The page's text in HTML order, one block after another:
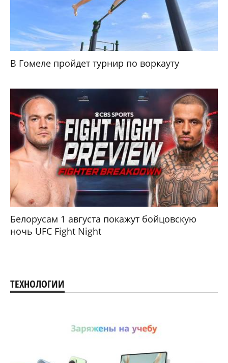
В Гомеле пройдет турнир по воркауту
Белорусам 1 августа покажут бойцовскую
ночь UFC Fight Night
ТЕХНОЛОГИИ